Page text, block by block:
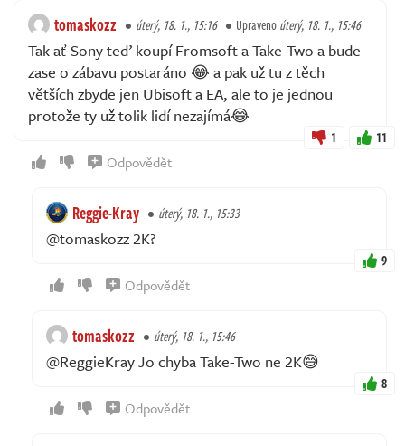
tomaskozz úterý, 18. 1., 15:16 Upravenoúterý, 18. 1., 15:46
Tak ať Sony teď koupí Fromsoft a Take-Two a bude
zase o zábavu postaráno 😂 a pak už tu z těch
větších zbyde jen Ubisoft a EA, ale to je jednou
protože ty už tolik lidí nezajímá😂
1 11
Odpovědět
Reggie-Kray úterý, 18. 1., 15:33
@tomaskozz 2K?
9
Odpovědět
tomaskozz úterý, 18. 1., 15:46
@ReggieKray Jo chyba Take-Two ne 2K😅
8
Odpovědět